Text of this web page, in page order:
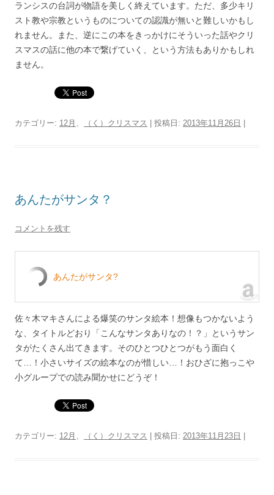
ランシスの台詞が物語を美しく終えています。ただ、多少キリ
スト教や宗教というものについての認識が無いと難しいかもし
れません。また、逆にこの本をきっかけにそういった話やクリ
スマスの話に他の本で繋げていく、という方法もありかもしれ
ません。
カテゴリー: 12月 、 （く）クリスマス | 投稿日: 2013年11月26日
あんたがサンタ？
コメントを残す
あんたがサンタ?
佐々木マキさんによる爆笑のサンタ絵本！想像もつかないよう
な、タイトルどおり「こんなサンタありなの！？」というサン
タがたくさん出てきます。そのひとつひとつがもう面白く
て…！小さいサイズの絵本なのが惜しい…！おひざに抱っこや
小グループでの読み聞かせにどうぞ！
カテゴリー: 12月 、 （く）クリスマス | 投稿日: 2013年11月23日